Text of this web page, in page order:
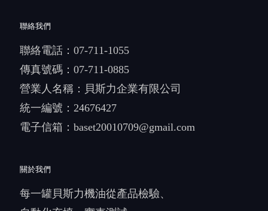
聯絡我們
聯絡電話： 07-711-1055
傳真號碼：07-711-0885
營業人名稱：貝斯力企業有限公司
統一編號：24676427
電子信箱： baset20010709@gmail.com
關於我們
每一罐貝斯力機油從產品檢驗、